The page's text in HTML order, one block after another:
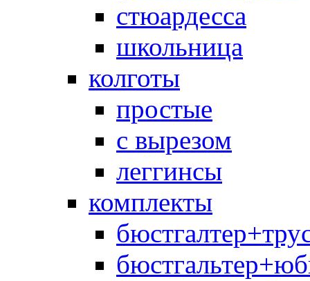
стюардесса
школьница
колготы
простые
с вырезом
леггинсы
комплекты